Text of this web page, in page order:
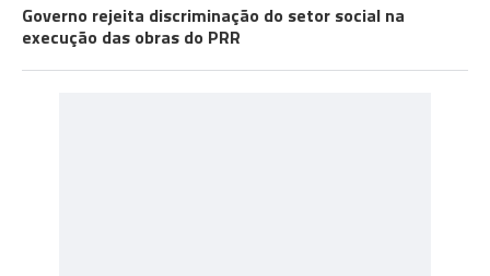
Governo rejeita discriminação do setor social na
execução das obras do PRR